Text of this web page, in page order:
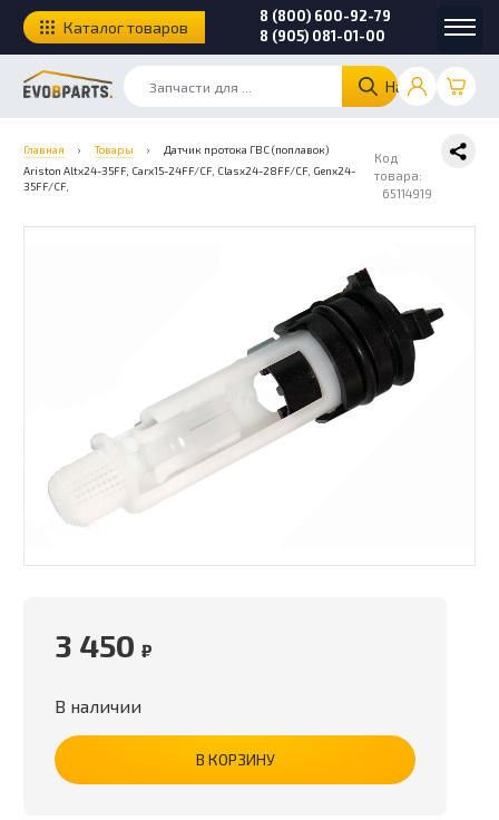
Найти
8 (800) 600-92-79
8 (905) 081-01-00
Каталог товаров
Главная › Товары ›
Датчик протока ГВС (поплавок)
Ariston Altx24-35FF, Carx15-24FF/CF, Clasx24-28FF/CF, Genx24-
35FF/CF,
Код
товара:
65114919
3 450 ₽
В наличии
В КОРЗИНУ